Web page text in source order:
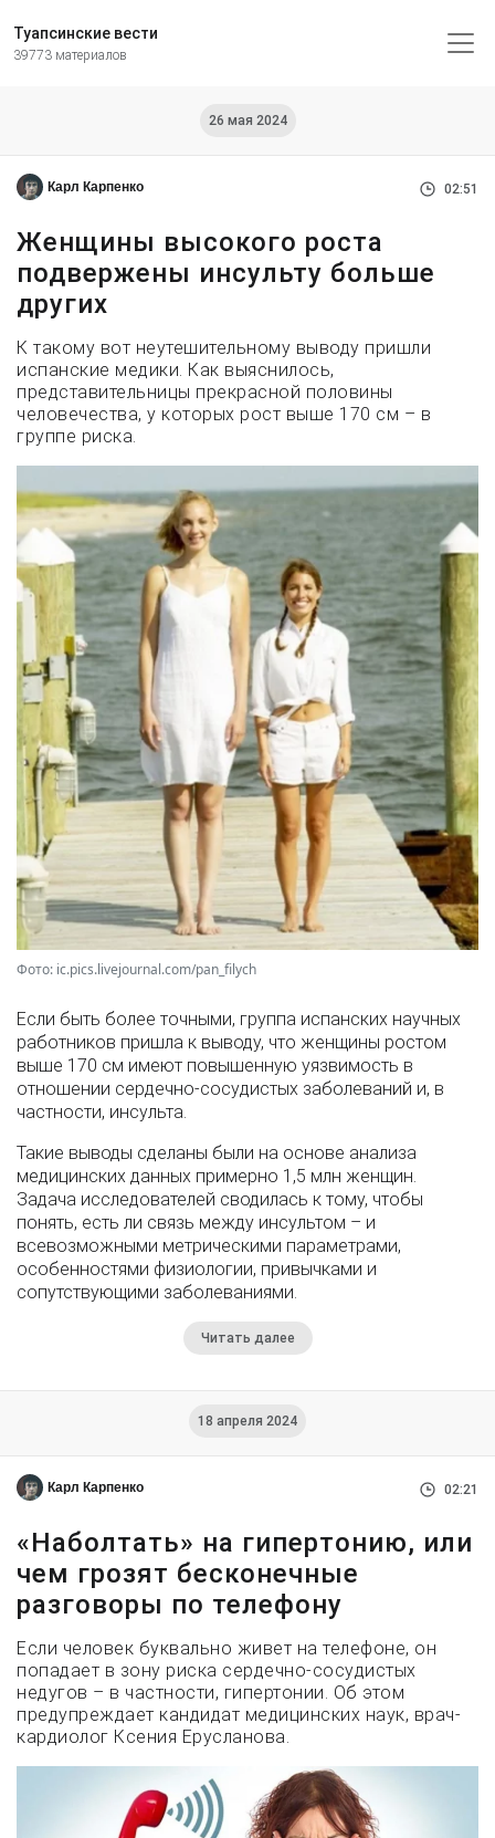
Туапсинские вести
39773 материалов
26 мая 2024
Карл Карпенко 02:51
Женщины высокого роста
подвержены инсульту больше
других
К такому вот неутешительному выводу пришли
испанские медики. Как выяснилось,
представительницы прекрасной половины
человечества, у которых рост выше 170 см – в
группе риска.
Фото: ic.pics.livejournal.com/pan_filych
Если быть более точными, группа испанских научных
работников пришла к выводу, что женщины ростом
выше 170 см имеют повышенную уязвимость в
отношении сердечно-сосудистых заболеваний и, в
частности, инсульта.
Такие выводы сделаны были на основе анализа
медицинских данных примерно 1,5 млн женщин.
Задача исследователей сводилась к тому, чтобы
понять, есть ли связь между инсультом – и
всевозможными метрическими параметрами,
особенностями физиологии, привычками и
сопутствующими заболеваниями.
Читать далее
18 апреля 2024
Карл Карпенко 02:21
«Наболтать» на гипертонию, или
чем грозят бесконечные
разговоры по телефону
Если человек буквально живет на телефоне, он
попадает в зону риска сердечно-сосудистых
недугов – в частности, гипертонии. Об этом
предупреждает кандидат медицинских наук, врач-
кардиолог Ксения Ерусланова.